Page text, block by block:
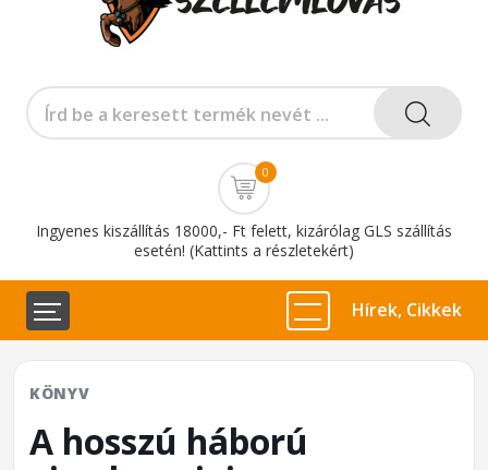
0
Ingyenes kiszállítás 18000,- Ft felett, kizárólag GLS szállítás
esetén! (Kattints a részletekért)
Hírek, Cikkek
KÖNYV
A hosszú háború